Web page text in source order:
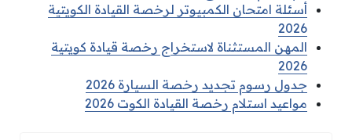
أسئلة امتحان الكمبيوتر لرخصة القيادة الكويتية
2026
المهن المستثناة لاستخراج رخصة قيادة كويتية
2026
جدول رسوم تجديد رخصة السيارة 2026
مواعيد استلام رخصة القيادة الكوت 2026